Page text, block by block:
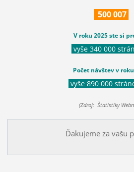
500007
V roku 2025 ste si
vyše 340 000
Počet návštev v
vyše 890 000
(Zdroj: Štatistiky
Ďakujeme za vašu